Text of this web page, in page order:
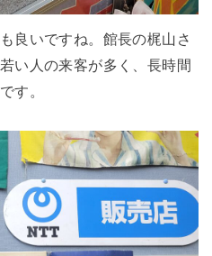
良いですね。 館長の梶山さ
い人の来客が多く、長時間
す。